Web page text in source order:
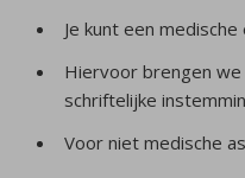
Je kunt een
Hiervoor brengen we
schriftelijke
Voor niet medische